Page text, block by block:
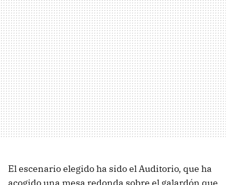
El escenario elegido ha sido el Auditorio, que ha
acogido una mesa redonda sobre el galardón que